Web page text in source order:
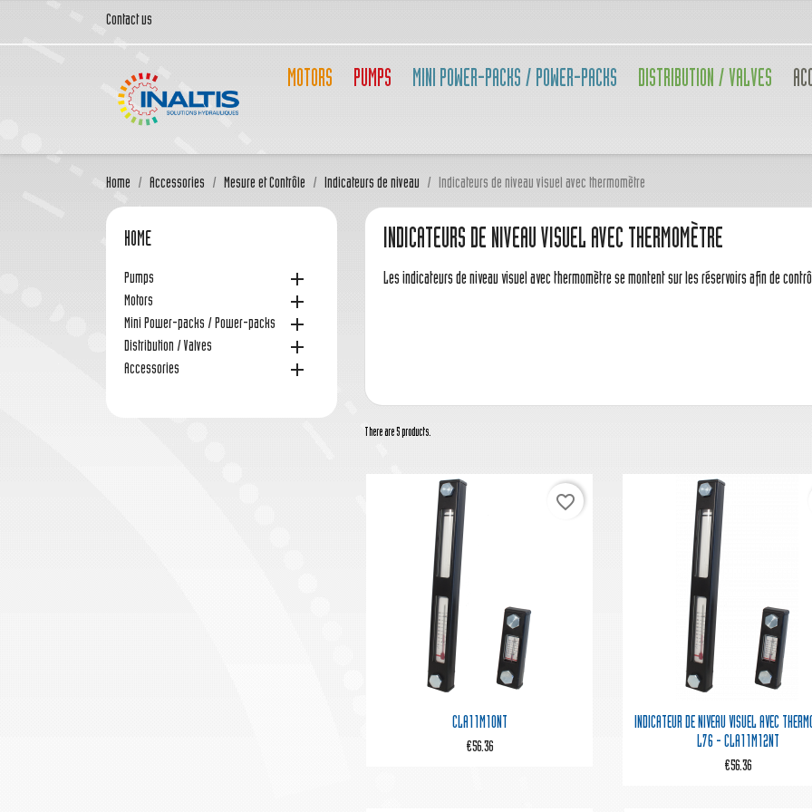
Contact us
MOTORS PUMPS MINI POWER-PACKS / POWER-PACKS DISTRIBUTION / VALVES
Home Accessories Mesure et Contrôle Indicateurs de niveau Indicateurs de niveau visuel avec thermomètre
HOME
Pumps 
Motors 
Mini Power-packs / Power-packs 
Distribution / Valves 
Accessories 
INDICATEURS DE NIVEAU VISUEL AVEC THERMOMÈTRE
Les indicateurs de niveau visuel avec thermomètre se montent sur les réservoirs afin de
There are 5 products.
 Quick view
CLA11M10NT
€56.36
favorite_border
 Quick view
INDICATEUR DE NIVEAU VISUEL AVEC
L76 - CLA11M12NT
€56.36